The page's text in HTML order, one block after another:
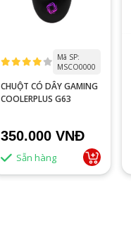
Mã SP:
MSCO0000
CHUỘT CÓ DÂY GAMING
COOLERPLUS G63
350.000 VNĐ
Sẵn hàng